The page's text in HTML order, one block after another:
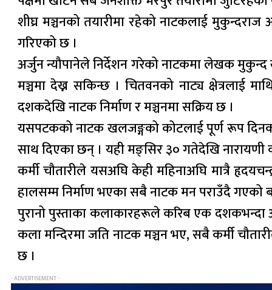
शीघ्र मञ्चनको तयारीमा रहेको नाटकलाई मुकुन्दराज
गरिएको छ ।
अर्जुन न्यौपानेले निर्देशन गरेको नाटकमा लेखक
मञ्चमा देख्न सकिन्छ । चितवनको नाट्य क्षेत्रलाई
दशकदेखि नाटक निर्माण र मञ्चनमा सक्रिय छ ।
यसपटकको नाटक खलजङ्गको कोटलाई पूर्ण रूप
साथ दिएका छन् । यही मङ्सिर ३० गतेदेखि नारायणी
कर्मी चौतारीले यसअघि केही महिनाअघि मात्रै
हालसम्म निर्माण भएका सबै नाटक मन पराउँदै गएको
पुरानो पुस्ताका कलाकारहरूले करिब एक दशकभन्दा
कला मन्दिरमा जति नाटक मञ्चन भए, सबै कर्मी
छ ।
- ADVERTISEMENT -